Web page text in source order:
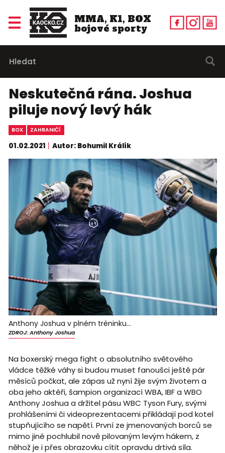
MMA, K1, BOX
bojové sporty
Neskutečná rána. Joshua
piluje nový levý hák
BOX ZAHRANIČÍ
01.02.2021 Autor: Bohumil Králík
Anthony Joshua v plném tréninku...
ZDROJ: Anthony Joshua
Na boxerský mega fight o absolutního světového
vládce těžké váhy si budou muset fanoušci ještě pár
měsíců počkat, ale zápas už nyní žije svým životem a
oba jeho aktéři, šampion organizací WBA, IBF a WBO
Anthony Joshua a držitel pásu WBC Tyson Fury, svými
prohlášeními či videoprezentacemi přikládají pod kotel
stupňujícího se napětí. První ze jmenovaných borců se
mimo jiné pochlubil nově pilovaným levým hákem, z
něhož je i přes obrazovku cítit opravdu drtivá síla.